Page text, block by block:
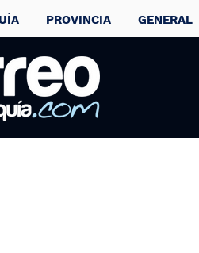
PROVINCIA GENERAL